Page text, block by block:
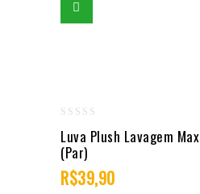
out
5
Luva Plush Lavagem
(par)
R$39,90